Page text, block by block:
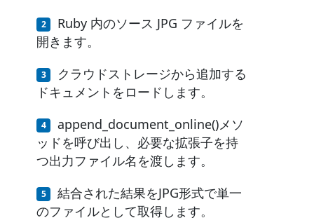
Ruby 内のソース JPG ファイルを
開きます。
クラウドストレージから追加する
ドキュメントをロードします。
append_document_online()メソ
ッドを呼び出し、必要な拡張子を持
つ出力ファイル名を渡します。
結合された結果をJPG形式で単一
のファイルとして取得します。